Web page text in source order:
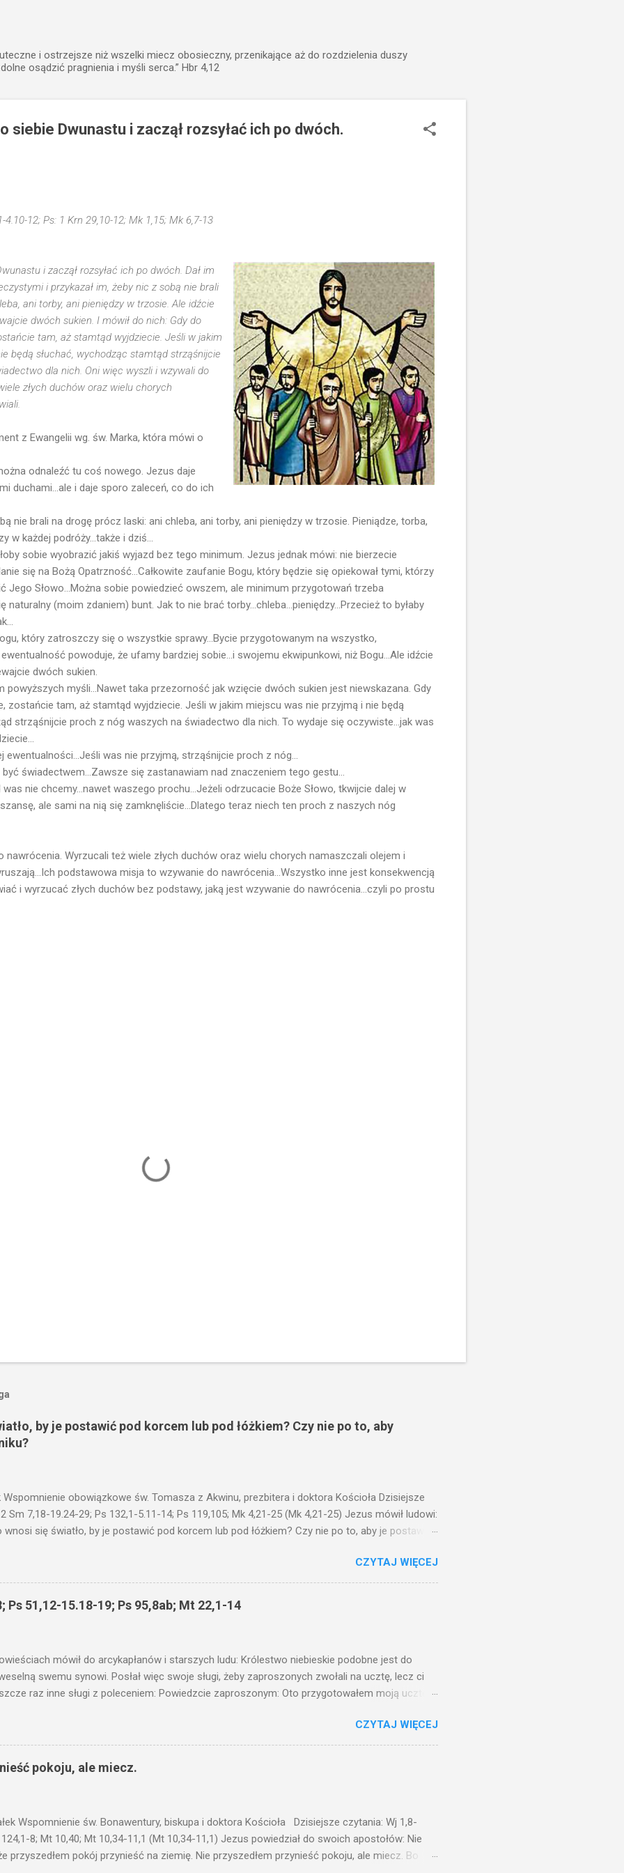
i ostrzejsze niż wszelki miecz obosieczny, przenikające aż do rozdzielenia duszy
osądzić pragnienia i myśli serca.” Hbr 4,12
siebie Dwunastu i zaczął rozsyłać ich po dwóch.
12; Ps: 1 Krn 29,10-12; Mk 1,15; Mk 6,7-13
i zaczął rozsyłać ich po dwóch. Dał im
i przykazał im, żeby nic z sobą nie brali
ani torby, ani pieniędzy w trzosie. Ale idźcie
dwóch sukien. I mówił do nich: Gdy do
tam, aż stamtąd wyjdziecie. Jeśli w jakim
będą słuchać, wychodząc stamtąd strząśnijcie
dla nich. Oni więc wyszli i wzywali do
złych duchów oraz wielu chorych
z Ewangelii wg. św. Marka, która mówi o
odnaleźć tu coś nowego. Jezus daje
duchami...ale i daje sporo zaleceń, co do ich
nie brali na drogę prócz laski: ani chleba, ani torby, ani pieniędzy w trzosie. Pieniądze, torba,
w każdej podróży...także i dziś...
sobie wyobrazić jakiś wyjazd bez tego minimum. Jezus jednak mówi: nie bierzecie
się na Bożą Opatrzność...Całkowite zaufanie Bogu, który będzie się opiekował tymi, którzy
Jego Słowo...Można sobie powiedzieć owszem, ale minimum przygotowań trzeba
naturalny (moim zdaniem) bunt. Jak to nie brać torby...chleba...pieniędzy...Przecież to byłaby
który zatroszczy się o wszystkie sprawy...Bycie przygotowanym na wszystko,
powoduje, że ufamy bardziej sobie...i swojemu ekwipunkowi, niż Bogu...Ale idźcie
dwóch sukien.
powyższych myśli...Nawet taka przezorność jak wzięcie dwóch sukien jest niewskazana. Gdy
zostańcie tam, aż stamtąd wyjdziecie. Jeśli w jakim miejscu was nie przyjmą i nie będą
strząśnijcie proch z nóg waszych na świadectwo dla nich. To wydaje się oczywiste...jak was
ewentualności...Jeśli was nie przyjmą, strząśnijcie proch z nóg...
świadectwem...Zawsze się zastanawiam nad znaczeniem tego gestu...
nie chcemy...nawet waszego prochu...Jeżeli odrzucacie Boże Słowo, tkwijcie dalej w
ale sami na nią się zamknęliście...Dlatego teraz niech ten proch z naszych nóg
nawrócenia. Wyrzucali też wiele złych duchów oraz wielu chorych namaszczali olejem i
podstawowa misja to wzywanie do nawrócenia...Wszystko inne jest konsekwencją
i wyrzucać złych duchów bez podstawy, jaką jest wzywanie do nawrócenia...czyli po prostu
by je postawić pod korcem lub pod łóżkiem? Czy nie po to, aby
Wspomnienie obowiązkowe św. Tomasza z Akwinu, prezbitera i doktora Kościoła Dzisiejsze
Sm 7,18-19.24-29; Ps 132,1-5.11-14; Ps 119,105; Mk 4,21-25 (Mk 4,21-25) Jezus mówił ludowi:
wnosi się światło, by je postawić pod korcem lub pod łóżkiem? Czy nie po to, aby je postawić
I mówił im: Uważajcie na to, czego słuchacie. Taką samą miarą, jaką wy mierzycie,
i jeszcze wam dołożą. Bo kto ma, temu będzie dane; a kto nie ma, pozbawią go i tego, co
fragmencie z Ewangelii Jezus kontynuuje przypowieści.... Czy po to wnosi się światło,
pod korcem lub pod łóżkiem? Czy nie po to, aby je postawić na świeczniku? Nie ma
CZYTAJ WIĘCEJ
Ps 51,12-15.18-19; Ps 95,8ab; Mt 22,1-14
mówił do arcykapłanów i starszych ludu: Królestwo niebieskie podobne jest do
swemu synowi. Posłał więc swoje sługi, żeby zaproszonych zwołali na ucztę, lecz ci
raz inne sługi z poleceniem: Powiedzcie zaproszonym: Oto przygotowałem moją ucztę:
a inni pochwycili jego sługi i znieważywszy [ich], pozabijali. Na to król uniósł się
i kazał wytracić owych zabójców, a miasto ich spalić. Wtedy rzekł swoim sługom: Uczta
nie byli jej godni. Idźcie więc na rozstajne drogi i zaproście na ucztę wszystkich,
wyszli na drogi i sprowadzili wszystkich, których napotkali: złych i dobrych. I sala zapełniła się
się pr...
CZYTAJ WIĘCEJ
pokoju, ale miecz.
Wspomnienie św. Bonawentury, biskupa i doktora Kościoła Dzisiejsze czytania: Wj 1,8-
124,1-8; Mt 10,40; Mt 10,34-11,1 (Mt 10,34-11,1) Jezus powiedział do swoich apostołów: Nie
przyszedłem pokój przynieść na ziemię. Nie przyszedłem przynieść pokoju, ale miecz. Bo